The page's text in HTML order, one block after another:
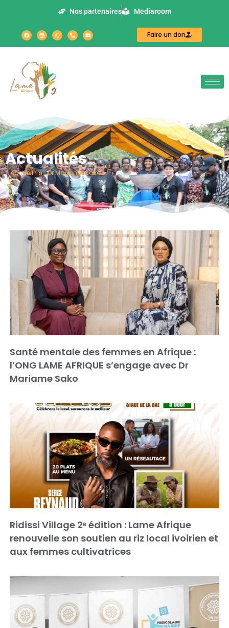
Nos partenaires Mediaroom
Faire un don
Actualités
Accueil » Dr Mariame Sako
Santé mentale des femmes en Afrique :
l’ONG LAME AFRIQUE s’engage avec Dr
Mariame Sako
Ridissi Village 2ᵉ édition : Lame Afrique
renouvelle son soutien au riz local ivoirien et
aux femmes cultivatrices